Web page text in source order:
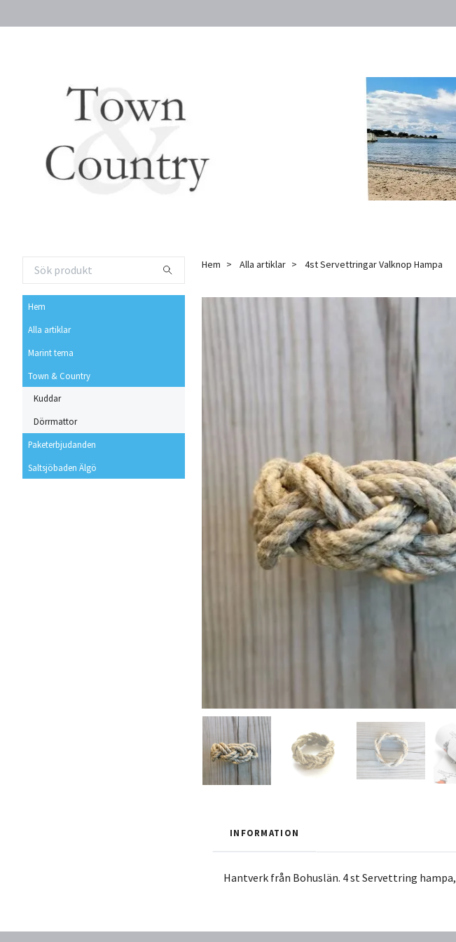
Hem
Alla artiklar
Marint tema
Town & Country
Kuddar
Dörrmattor
Paketerbjudanden
Saltsjöbaden Älgö
Hem Alla artiklar 4st Servettringar Valknop Hampa
INFORMATION
Hantverk från Bohuslän. 4 st Servettring hampa,